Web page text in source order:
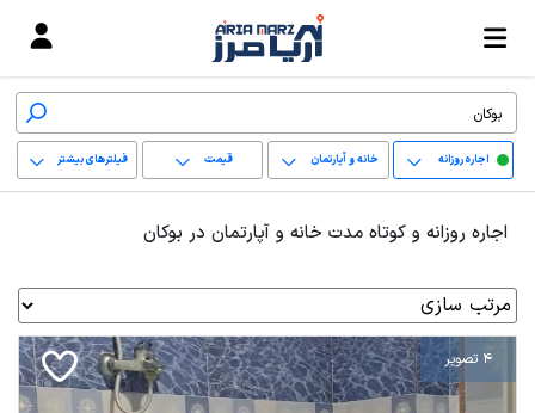
اجاره روزانه خانه و آپارتمان قیمت فیلترهای بیشتر
پاک کردن محدوده
انتخابی
اجاره روزانه و کوتاه مدت خانه و آپارتمان در بوکان
4 تصویر